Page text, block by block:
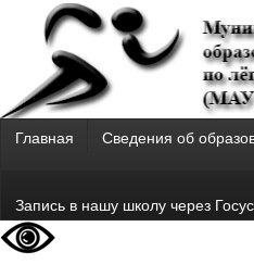
Главная Сведения об
Запись в нашу школу через